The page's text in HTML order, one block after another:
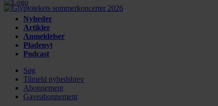
Nyheder
Artikler
Anmeldelser
Pladenyt
Podcast
Søg
Tilmeld nyhedsbrev
Abonnement
Gaveabonnement